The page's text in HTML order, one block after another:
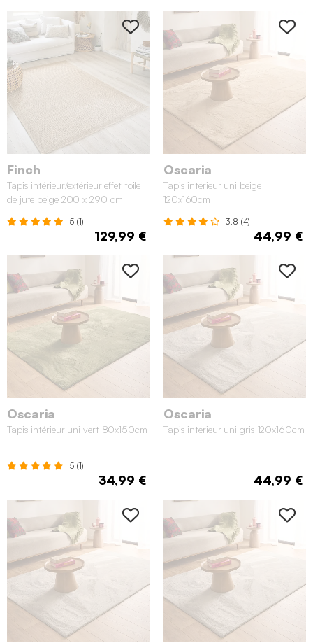
Finch
Tapis intérieur/extérieur effet toile
de jute beige 200 x 290 cm
5 (1)
129,99 €
Oscaria
Tapis intérieur uni beige
120x160cm
3.8 (4)
44,99 €
Oscaria
Tapis intérieur uni vert 80x150cm
5 (1)
34,99 €
Oscaria
Tapis intérieur uni gris 120x160cm
44,99 €